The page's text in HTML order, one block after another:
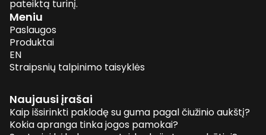
pateiktą turinį.
Meniu
Paslaugos
Produktai
EN
Straipsnių talpinimo taisyklės
Naujausi įrašai
Kaip išsirinkti paklodę su guma pagal čiužinio aukštį?
Kokia apranga tinka jogos pamokai?